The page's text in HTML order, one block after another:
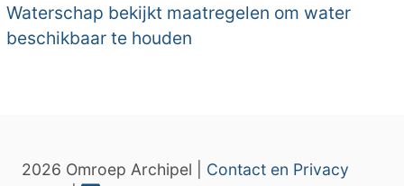
Waterschap bekijkt maatregelen om water
beschikbaar te houden
2026 Omroep Archipel | Contact en Privacy